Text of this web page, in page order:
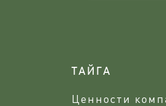
ТАЙГА
Ценности